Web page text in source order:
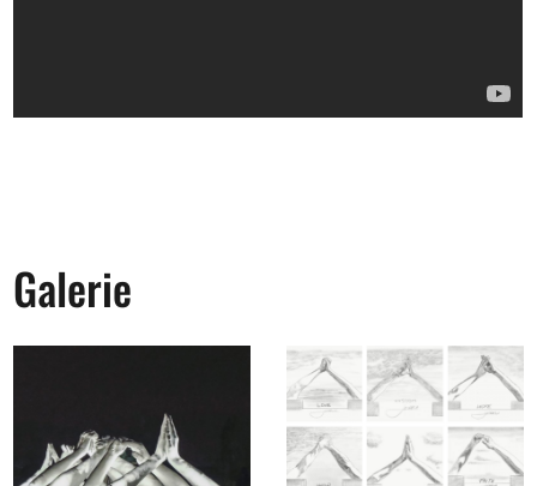
Galerie